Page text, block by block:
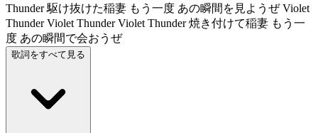
Thunder 駆け抜けた稲妻 もう一度 あの瞬間を見ようぜ Violet
Thunder Violet Thunder Violet Thunder 焼き付けて稲妻 もう一
度 あの瞬間で会おうぜ
歌詞をすべて見る